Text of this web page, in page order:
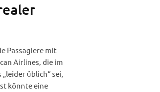
Passagiere mit
Airlines, die im
üblich“ sei,
könnte eine